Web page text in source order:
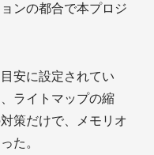
ンの都合で本プロジ
安に設定されてい
ライトマップの縮
策だけで、メモリオ
た。